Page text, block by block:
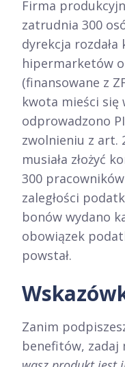
Firma
zatrudnia 300
dyrekcja
hipermarketów
(finansowane z
kwota mieści się
odprowadzono
zwolnieniu z art.
musiała złożyć
300
zaległości
bonów wydano
obowiązek
powstał.
Zanim
benefitów, zadaj